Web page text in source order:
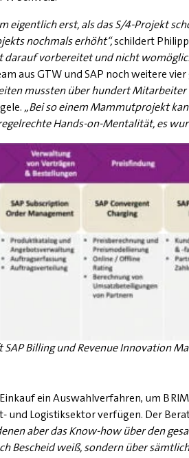
eigentlich erst, als das S/4-Projekt
nochmals erhöht“,schildert
darauf vorbereitet und nicht
aus GTW und SAP noch weitere
mussten über hundert
„Bei so einem Mammutprojekt
Hands-on-Mentalität, es
SAP Billing und Revenue Innovation
ein Auswahlverfahren, um
und Logistiksektor verfügen. Der
aber das Know-how über den
Bescheid weiß, sondern über